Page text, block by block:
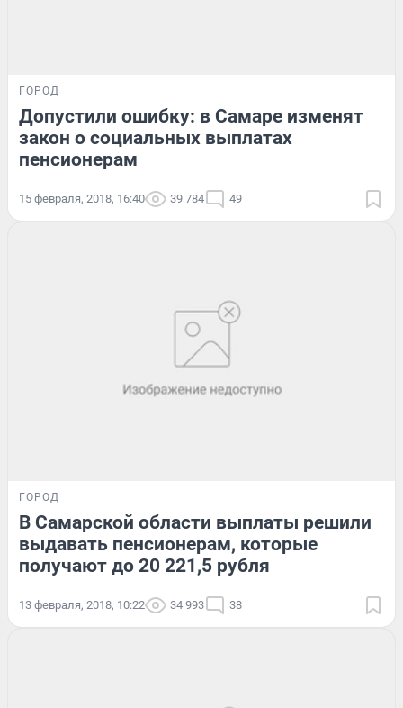
ГОРОД
Допустили ошибку: в Самаре изменят
закон о социальных выплатах
пенсионерам
15 февраля, 2018, 16:40 39 784 49
ГОРОД
В Самарской области выплаты решили
выдавать пенсионерам, которые
получают до 20 221,5 рубля
13 февраля, 2018, 10:22 34 993 38